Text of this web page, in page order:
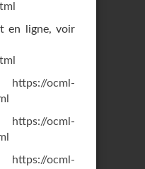
en ligne, voir
https://ocml-
https://ocml-
https://ocml-